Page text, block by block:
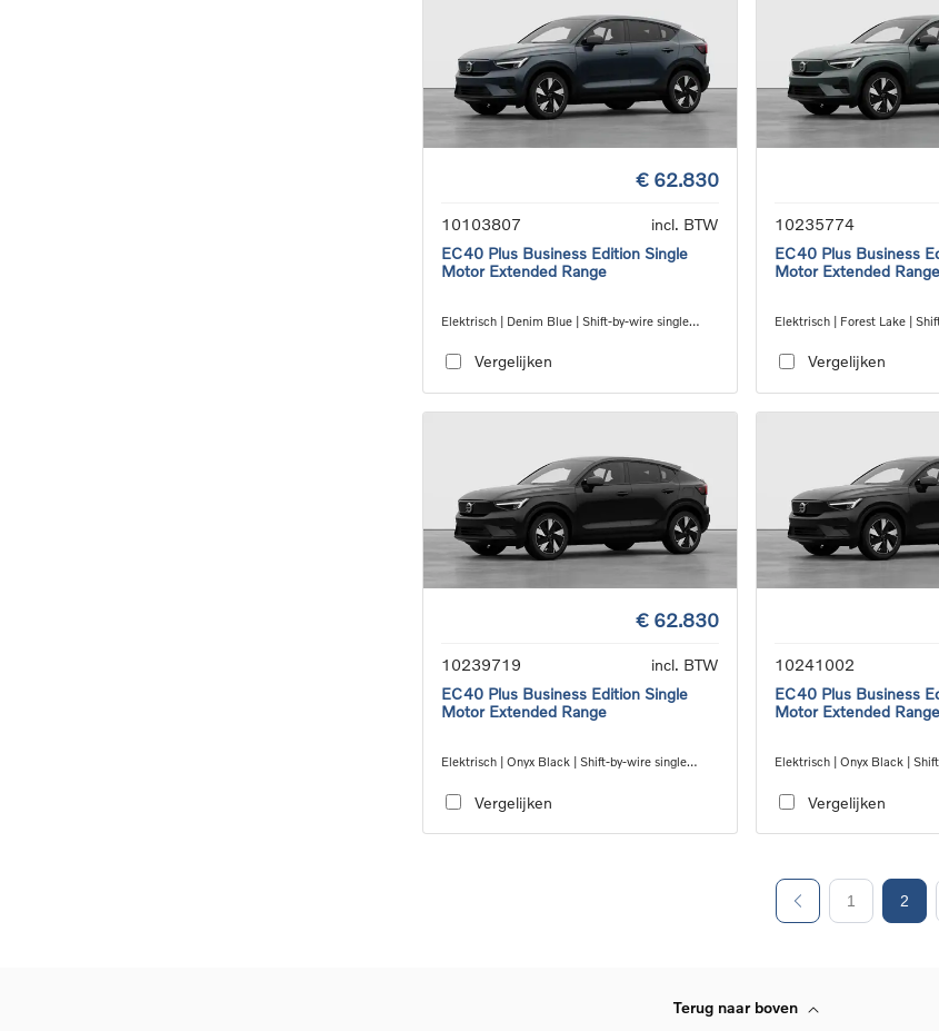
€ 62.830
10103807
incl. BTW
EC40 Plus Business Edition Single
Motor Extended Range
Elektrisch | Denim Blue | Shift-by-wire single
Vergelijken
10235774
EC40 Plus Business
Motor Extended Range
Elektrisch | Forest Lake |
Vergelijken
€ 62.830
10239719
incl. BTW
EC40 Plus Business Edition Single
Motor Extended Range
Elektrisch | Onyx Black | Shift-by-wire single
Vergelijken
10241002
EC40 Plus Business
Motor Extended Range
Elektrisch | Onyx Black |
Vergelijken
1 2
Terug naar boven